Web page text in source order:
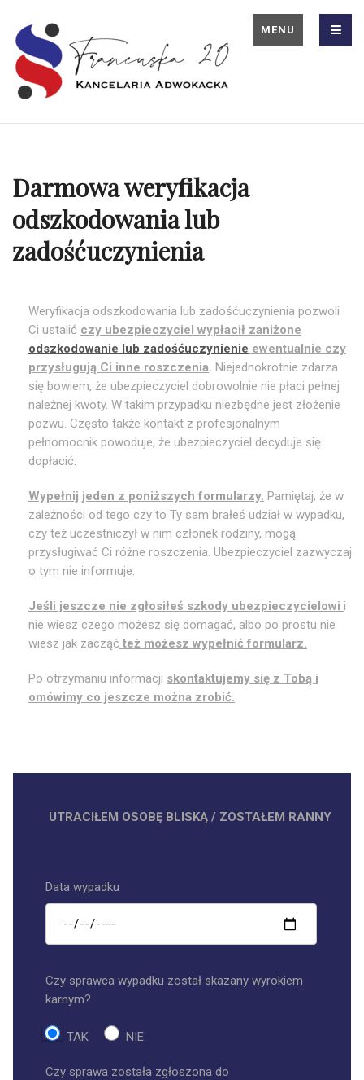
MENU
Darmowa weryfikacja
odszkodowania lub
zadośćuczynienia
Weryfikacja odszkodowania lub zadośćuczynienia pozwoli
Ci ustalić czy ubezpieczyciel wypłacił zaniżone
odszkodowanie lub zadośćuczynienie ewentualnie czy
przysługują Ci inne roszczenia. Niejednokrotnie zdarza
się bowiem, że ubezpieczyciel dobrowolnie nie płaci pełnej
należnej kwoty. W takim przypadku niezbędne jest złożenie
pozwu. Często także kontakt z profesjonalnym
pełnomocnik powoduje, że ubezpieczyciel decyduje się
dopłacić.
Wypełnij jeden z poniższych formularzy. Pamiętaj, że w
zależności od tego czy to Ty sam brałeś udział w wypadku,
czy też uczestniczył w nim członek rodziny, mogą
przysługiwać Ci różne roszczenia. Ubezpieczyciel zazwyczaj
o tym nie informuje.
Jeśli jeszcze nie zgłosiłeś szkody ubezpieczycielowi i
nie wiesz czego możesz się domagać, albo po prostu nie
wiesz jak zacząć też możesz wypełnić formularz.
Po otrzymaniu informacji skontaktujemy się z Tobą i
omówimy co jeszcze można zrobić.
UTRACIŁEM OSOBĘ BLISKĄ / ZOSTAŁEM RANNY
Data wypadku
Czy sprawca wypadku został skazany wyrokiem
karnym?
TAK NIE
Czy sprawa została zgłoszona do